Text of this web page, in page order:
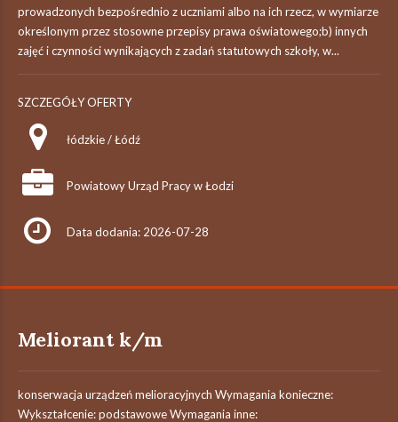
prowadzonych bezpośrednio z uczniami albo na ich rzecz, w wymiarze
określonym przez stosowne przepisy prawa oświatowego;b) innych
zajęć i czynności wynikających z zadań statutowych szkoły, w...
SZCZEGÓŁY OFERTY
łódzkie / Łódź
Powiatowy Urząd Pracy w Łodzi
Data dodania: 2026-07-28
Meliorant k/m
konserwacja urządzeń melioracyjnych Wymagania konieczne:
Wykształcenie: podstawowe Wymagania inne: